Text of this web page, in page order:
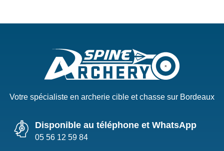
Votre spécialiste en archerie cible et chasse sur Bordeaux
Disponible au téléphone et WhatsApp
05 56 12 59 84